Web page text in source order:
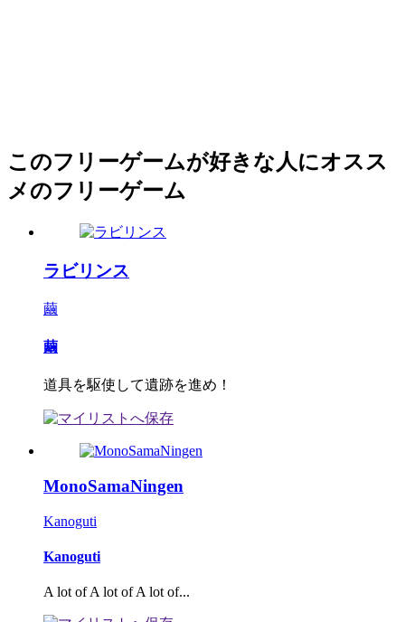
このフリーゲームが好きな人にオスス
メのフリーゲーム
ラビリンス
繭
繭
道具を駆使して遺跡を進め！
MonoSamaNingen
Kanoguti
Kanoguti
A lot of A lot of A lot of...